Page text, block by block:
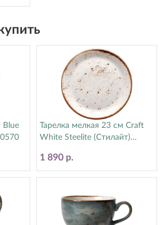
Blue
Тарелка мелкая 23 см Craft
White Steelite (Стилайт)
1 890 р.